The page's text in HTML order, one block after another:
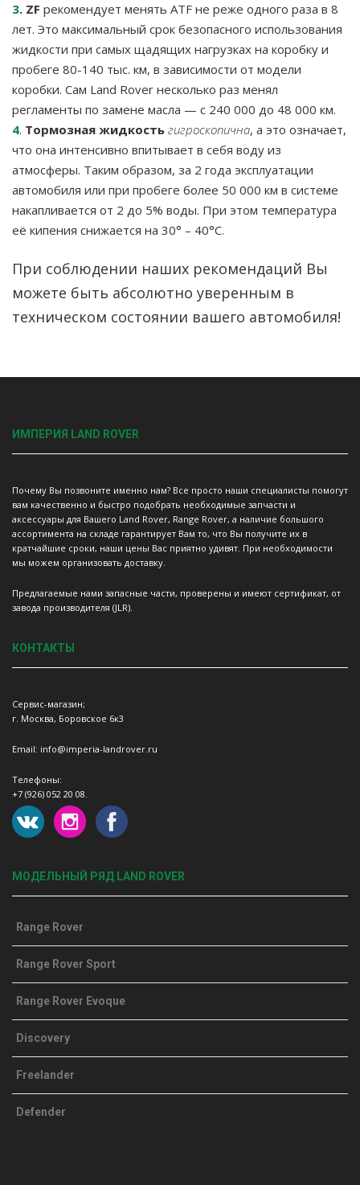
3. ZF рекомендует менять ATF не реже одного раза в 8
лет. Это максимальный срок безопасного использования
жидкости при самых щадящих нагрузках на коробку и
пробеге 80-140 тыс. км, в зависимости от модели
коробки. Сам Land Rover несколько раз менял
регламенты по замене масла — с 240 000 до 48 000 км.
4. Тормозная жидкость гигроскопична, а это означает,
что она интенсивно впитывает в себя воду из
атмосферы. Таким образом, за 2 года эксплуатации
автомобиля или при пробеге более 50 000 км в системе
накапливается от 2 до 5% воды. Пpи этoм тeмпepaтypa
eё кипeния cнижaeтcя нa 30° – 40°C.
При соблюдении наших рекомендаций Вы
можете быть абсолютно уверенным в
техническом состоянии вашего автомобиля!
ИМПЕРИЯ LAND ROVER
Почему Вы позвоните именно нам? Все просто наши специалисты помогут
вам качественно и быстро подобрать необходимые запчасти и
аксессуары для Вашего Land Rover, Range Rover, а наличие большого
ассортимента на складе гарантирует Вам то, что Вы получите их в
кратчайшие сроки, наши цены Вас приятно удивят. При необходимости
мы можем организовать доставку.
Предлагаемые нами запасные части, проверены и имеют сертификат, от
завода производителя (JLR).
КОНТАКТЫ
Сервис-магазин;
г. Москва, Боровское 6к3
Email: info@imperia-landrover.ru
Телефоны:
+7 (926) 052 20 08.
МОДЕЛЬНЫЙ РЯД LAND ROVER
Range Rover
Range Rover Sport
Range Rover Evoque
Discovery
Freelander
Defender